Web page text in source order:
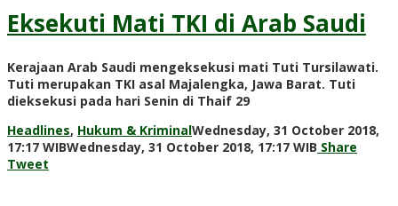
Eksekuti Mati TKI di Arab Saudi
Kerajaan Arab Saudi mengeksekusi mati Tuti Tursilawati.
Tuti merupakan TKI asal Majalengka, Jawa Barat. Tuti
dieksekusi pada hari Senin di Thaif 29
Headlines, Hukum & KriminalWednesday, 31 October 2018,
17:17 WIBWednesday, 31 October 2018, 17:17 WIB by
Share
Tweet